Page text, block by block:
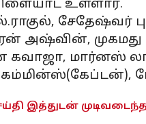
உள்ளார்.
சேதேஷ்வர்
அஷ்வின், முகமது
கவாஜா, மார்னஸ்
இத்துடன்